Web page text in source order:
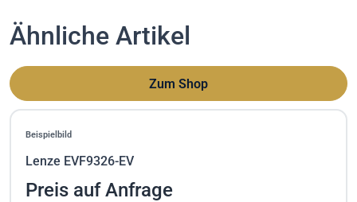
Ähnliche Artikel
Zum Shop
Beispielbild
Lenze EVF9326-EV
Preis auf Anfrage